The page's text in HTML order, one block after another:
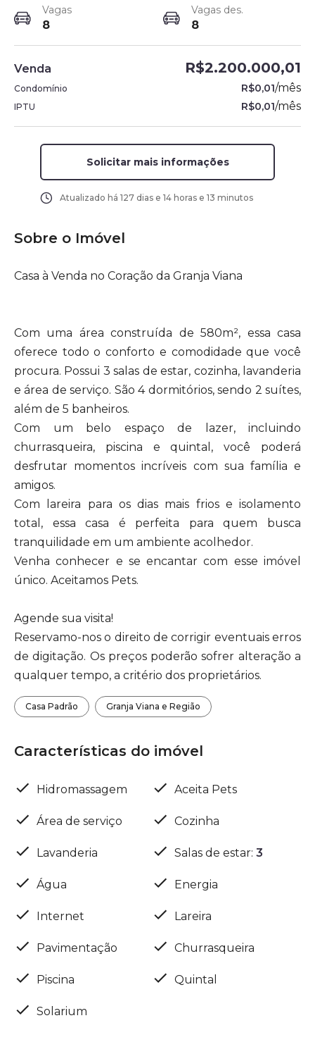
Vagas
8
Vagas des.
8
Venda R$2.200.000,01
Condomínio R$0,01/mês
IPTU R$0,01/mês
Solicitar mais informações
Atualizado há 127 dias e 14 horas e 13 minutos
Sobre o Imóvel
Casa à Venda no Coração da Granja Viana
Com uma área construída de 580m², essa casa
oferece todo o conforto e comodidade que você
procura. Possui 3 salas de estar, cozinha, lavanderia
e área de serviço. São 4 dormitórios, sendo 2 suítes,
além de 5 banheiros.
Com um belo espaço de lazer, incluindo
churrasqueira, piscina e quintal, você poderá
desfrutar momentos incríveis com sua família e
amigos.
Com lareira para os dias mais frios e isolamento
total, essa casa é perfeita para quem busca
tranquilidade em um ambiente acolhedor.
Venha conhecer e se encantar com esse imóvel
único. Aceitamos Pets.
Agende sua visita!
Reservamo-nos o direito de corrigir eventuais erros
de digitação. Os preços poderão sofrer alteração a
qualquer tempo, a critério dos proprietários.
Casa Padrão Granja Viana e Região
Características do imóvel
Hidromassagem Aceita Pets
Área de serviço Cozinha
Lavanderia Salas de estar: 3
Água Energia
Internet Lareira
Pavimentação Churrasqueira
Piscina Quintal
Solarium